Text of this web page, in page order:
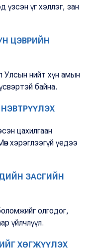
үзсэн үг хэллэг, зан
ЦЭВРИЙН
Улсын нийт хүн амын
байна.
цахилгаан
хэрэглээгүй үедээ
ЗАСГИЙН
олгодог,
үйлчлүүл.
ХӨГЖҮҮЛЭХ